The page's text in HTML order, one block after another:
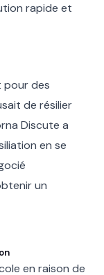
rapide et
pour des
de résilier
Discute a
en se
un
en raison de